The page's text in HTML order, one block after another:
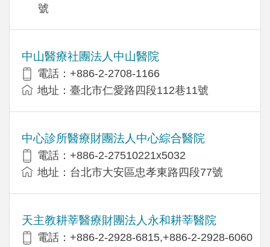
號
中山醫療社團法人中山醫院
電話：+886-2-2708-1166
地址：臺北市仁愛路四段112巷11號
中心診所醫療財團法人中心綜合醫院
電話：+886-2-27510221x5032
地址：台北市大安區忠孝東路四段77號
天主教耕莘醫療財團法人永和耕莘醫院
電話：+886-2-2928-6815,+886-2-2928-6060